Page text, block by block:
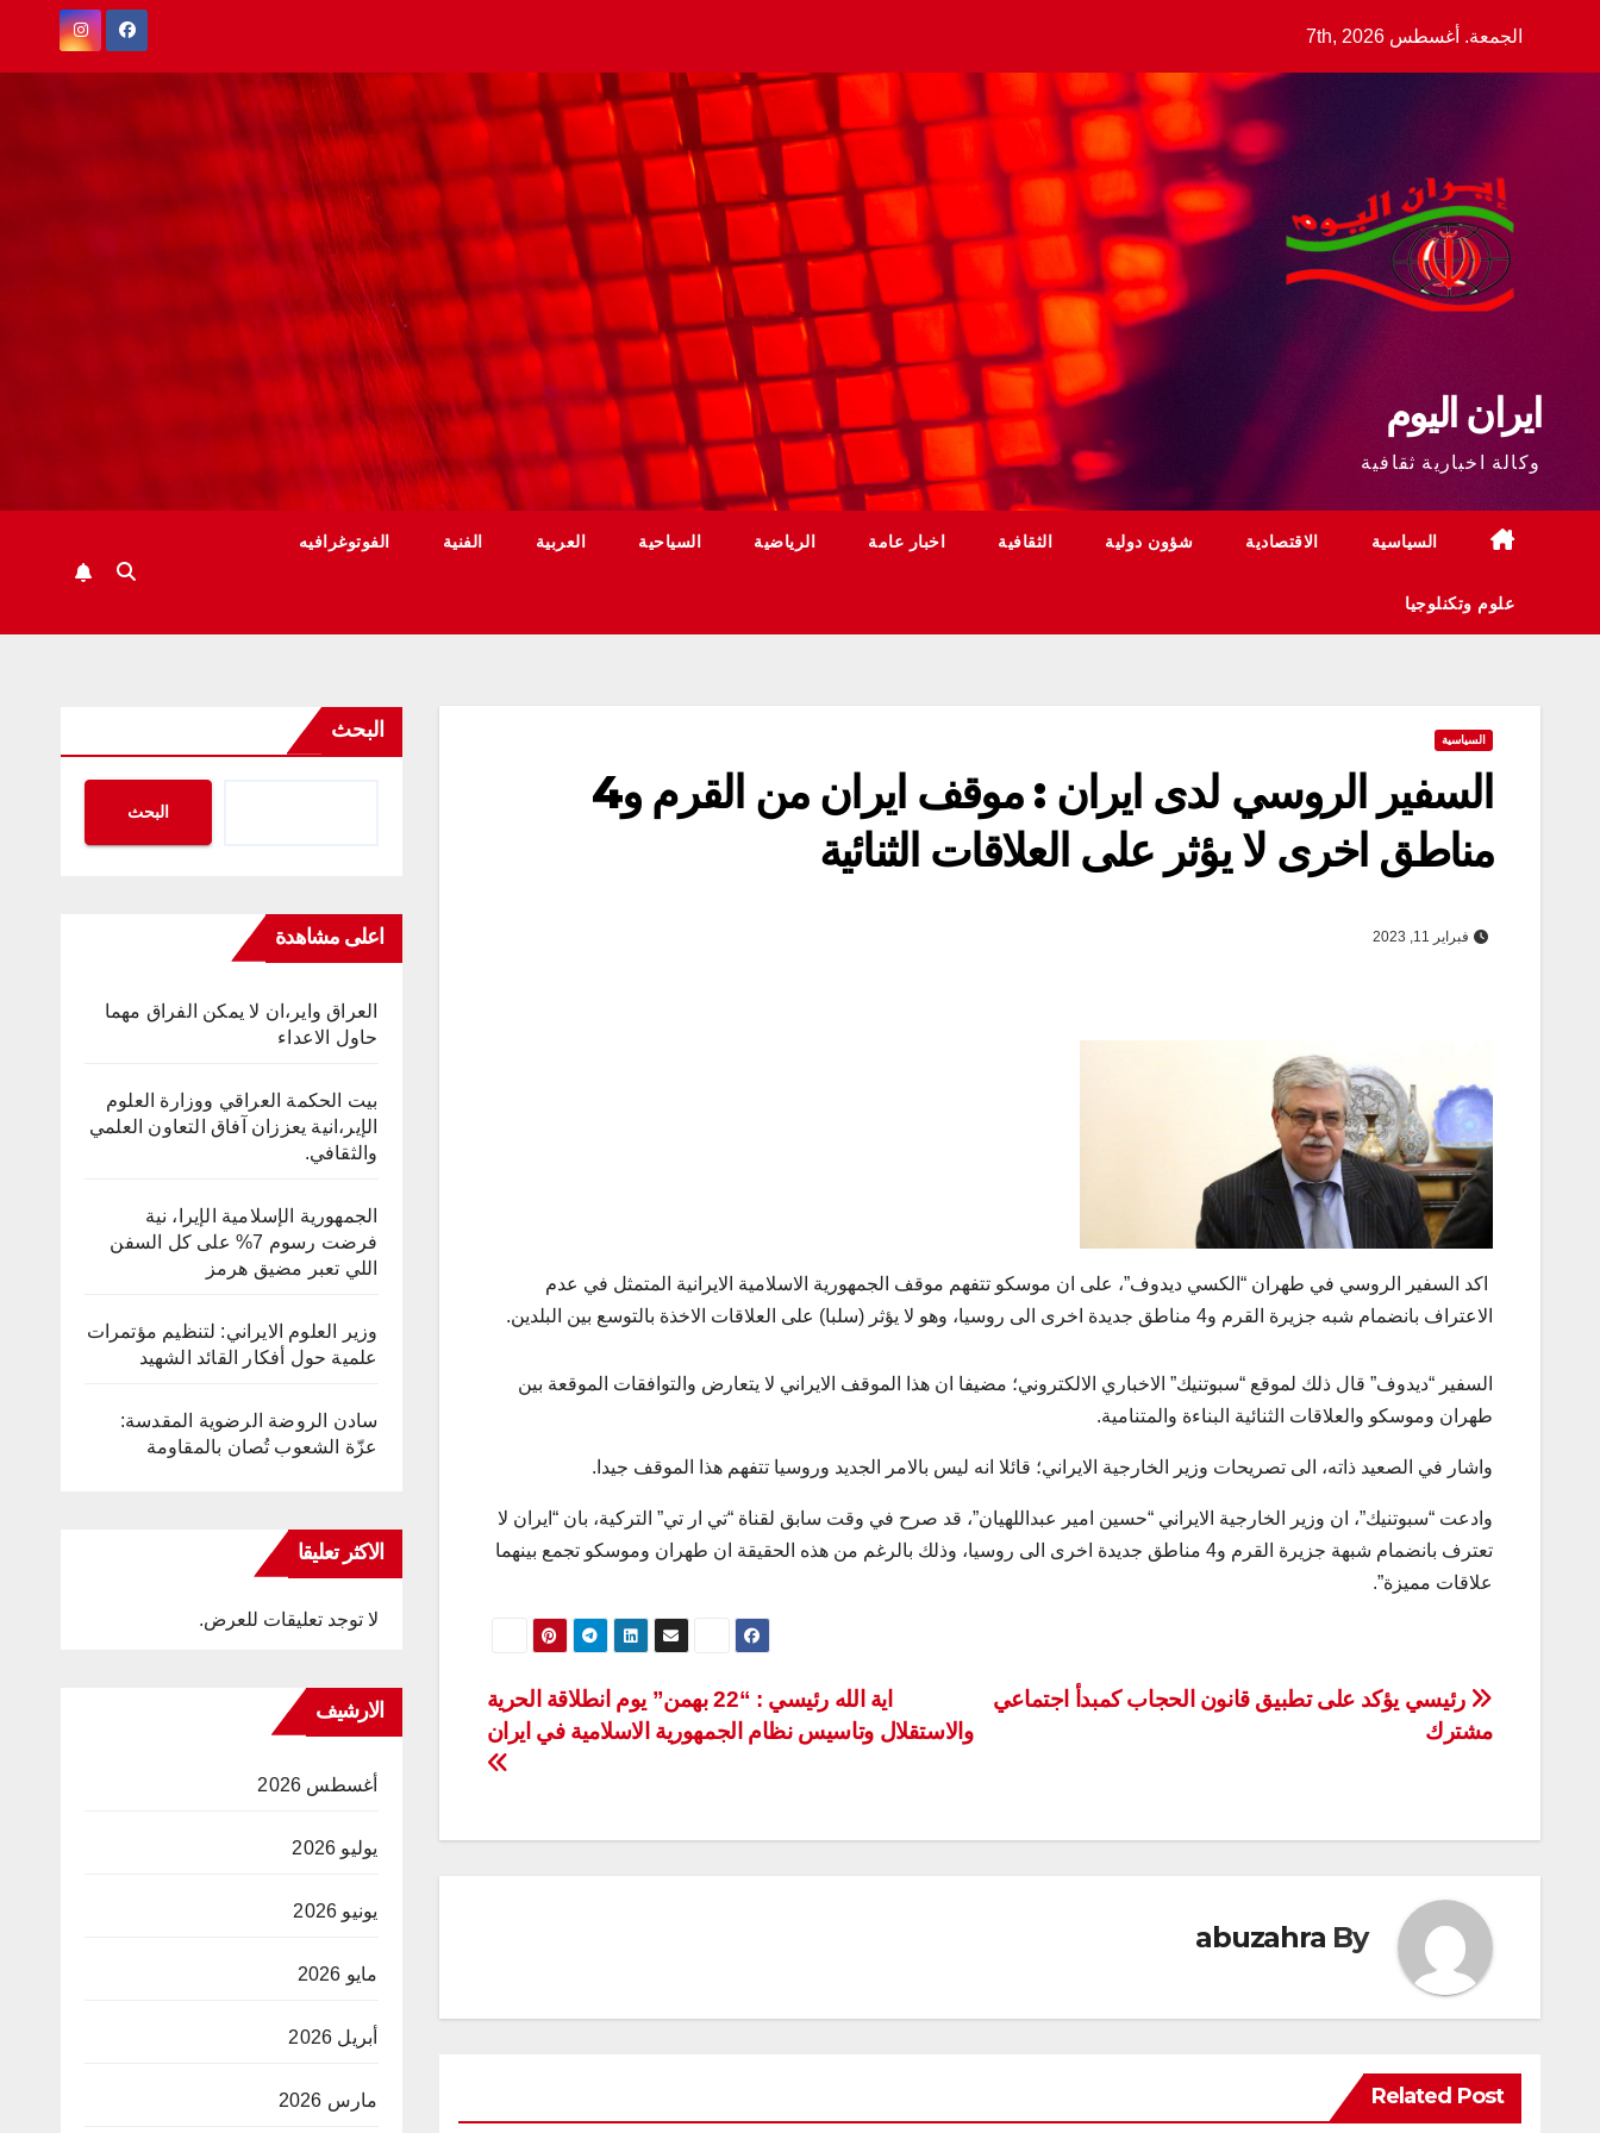
الجمعة. أغسطس 7th, 2026
ايران اليوم
وكالة اخبارية ثقافية
السياسية الاقتصادية شؤون دولية الثقافية اخبار عامة الرياضية السياحية العربية الفنية الفوتوغرافيه
علوم وتكنلوجيا
السياسية
السفير الروسي لدى ايران : موقف ايران من القرم و4
مناطق اخرى لا يؤثر على العلاقات الثنائية
فبراير 11, 2023
اكد السفير الروسي في طهران “الكسي ديدوف”، على ان موسكو تتفهم موقف الجمهورية الاسلامية الايرانية المتمثل في عدم
الاعتراف بانضمام شبه جزيرة القرم و4 مناطق جديدة اخرى الى روسيا، وهو لا يؤثر (سلبا) على العلاقات الاخذة بالتوسع بين البلدين.
السفير “ديدوف” قال ذلك لموقع “سبوتنيك” الاخباري الالكتروني؛ مضيفا ان هذا الموقف الايراني لا يتعارض والتوافقات الموقعة بين
طهران وموسكو والعلاقات الثنائية البناءة والمتنامية.
واشار في الصعيد ذاته، الى تصريحات وزير الخارجية الايراني؛ قائلا انه ليس بالامر الجديد وروسيا تتفهم هذا الموقف جيدا.
وادعت “سبوتنيك”، ان وزير الخارجية الايراني “حسين امير عبداللهيان”، قد صرح في وقت سابق لقناة “تي ار تي” التركية، بان “ايران لا
تعترف بانضمام شبهة جزيرة القرم و4 مناطق جديدة اخرى الى روسيا، وذلك بالرغم من هذه الحقيقة ان طهران وموسكو تجمع بينهما
علاقات مميزة”.
تصفّح
المقالات
اية الله رئيسي : “22 بهمن” يوم انطلاقة الحرية
والاستقلال وتاسيس نظام الجمهورية الاسلامية في ايران
رئيسي يؤكد على تطبيق قانون الحجاب كمبدأ اجتماعي
مشترك
By
abuzahra
Related Post
البحث
البحث
اعلى مشاهدة
العراق واير،ان لا يمكن الفراق مهما
حاول الاعداء
بيت الحكمة العراقي ووزارة العلوم
الإير،انية يعززان آفاق التعاون العلمي
والثقافي.
الجمهورية الإسلامية الإيرا، نية
فرضت رسوم 7% على كل السفن
اللي تعبر مضيق هرمز
وزير العلوم الايراني: لتنظيم مؤتمرات
علمية حول أفكار القائد الشهيد
سادن الروضة الرضوية المقدسة:
عزّة الشعوب تُصان بالمقاومة
الاكثر تعليقا
لا توجد تعليقات للعرض.
الارشيف
أغسطس 2026
يوليو 2026
يونيو 2026
مايو 2026
أبريل 2026
مارس 2026